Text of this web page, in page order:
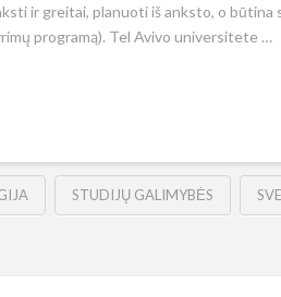
ir greitai, planuoti iš anksto, o būtina
programą). Tel Avivo universitete …
STUDIJŲ GALIMYBĖS